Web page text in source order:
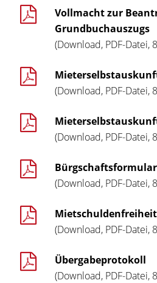
Vollmacht zur
Grundbuchauszugs
(Download, PDF-Datei,
(Download, PDF-Datei,
(Download, PDF-Datei,
Bürgschaftsformular
(Download, PDF-Datei,
(Download, PDF-Datei,
Übergabeprotokoll
(Download, PDF-Datei,